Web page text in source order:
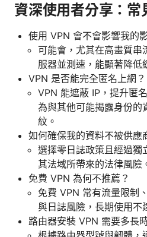
資深使用者分享：常
使用 VPN 會不會影響我的
可能會，尤其在高畫質串
服器並測速，能顯著降低
VPN 是否能完全匿名上網？
VPN 能遮蔽 IP，提升匿
為與其他可能揭露身份的
紋。
如何確保我的資料不被供應
選擇零日誌政策且經過獨
其法域所帶來的法律風險
免費 VPN 為何不推薦？
免費 VPN 常有流量限制
與日誌風險，長期使用不
路由器安裝 VPN 需要多長